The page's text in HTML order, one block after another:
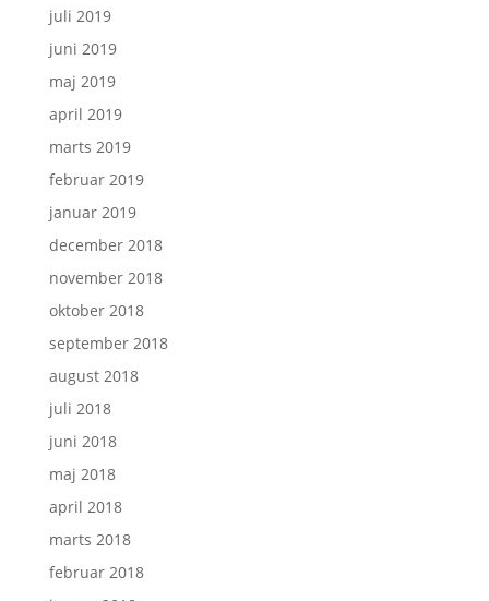
juli 2019
juni 2019
maj 2019
april 2019
marts 2019
februar 2019
januar 2019
december 2018
november 2018
oktober 2018
september 2018
august 2018
juli 2018
juni 2018
maj 2018
april 2018
marts 2018
februar 2018